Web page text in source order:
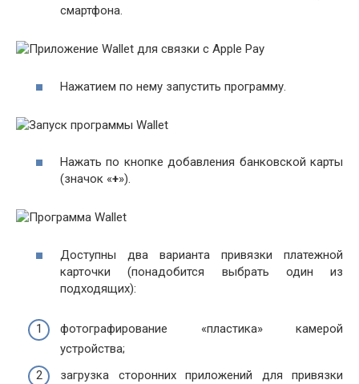
смартфона.
Нажатием по нему запустить программу.
Нажать по кнопке добавления банковской карты
(значок «+»).
Доступны два варианта привязки платежной
карточки (понадобится выбрать один из
подходящих):
фотографирование «пластика» камерой
устройства;
загрузка сторонних приложений для привязки